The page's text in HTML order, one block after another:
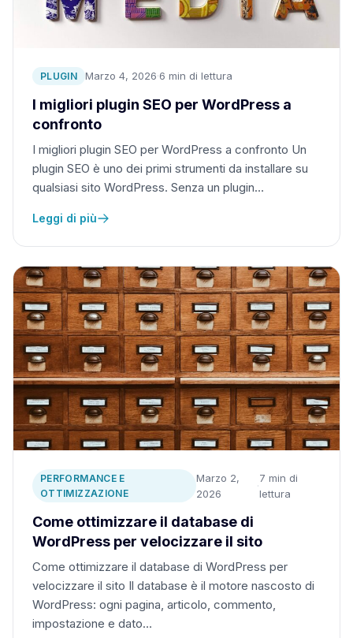
PLUGIN Marzo 4, 2026·6 min di lettura
I migliori plugin SEO per WordPress a
confronto
I migliori plugin SEO per WordPress a confronto Un
plugin SEO è uno dei primi strumenti da installare su
qualsiasi sito WordPress. Senza un plugin…
Leggi di più
PERFORMANCE E
OTTIMIZZAZIONE
Marzo 2,
2026
·
7 min di
lettura
Come ottimizzare il database di
WordPress per velocizzare il sito
Come ottimizzare il database di WordPress per
velocizzare il sito Il database è il motore nascosto di
WordPress: ogni pagina, articolo, commento,
impostazione e dato…